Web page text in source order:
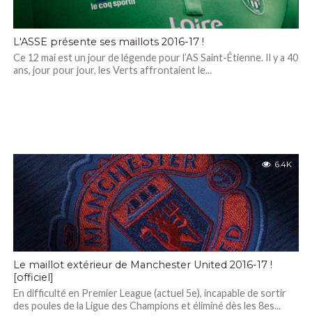
L'ASSE présente ses maillots 2016-17 !
Ce 12 mai est un jour de légende pour l’AS Saint-Étienne. Il y a 40
ans, jour pour jour, les Verts affrontaient le...
6.4K
Le maillot extérieur de Manchester United 2016-17 !
[officiel]
En difficulté en Premier League (actuel 5e), incapable de sortir
des poules de la Ligue des Champions et éliminé dès les 8es...